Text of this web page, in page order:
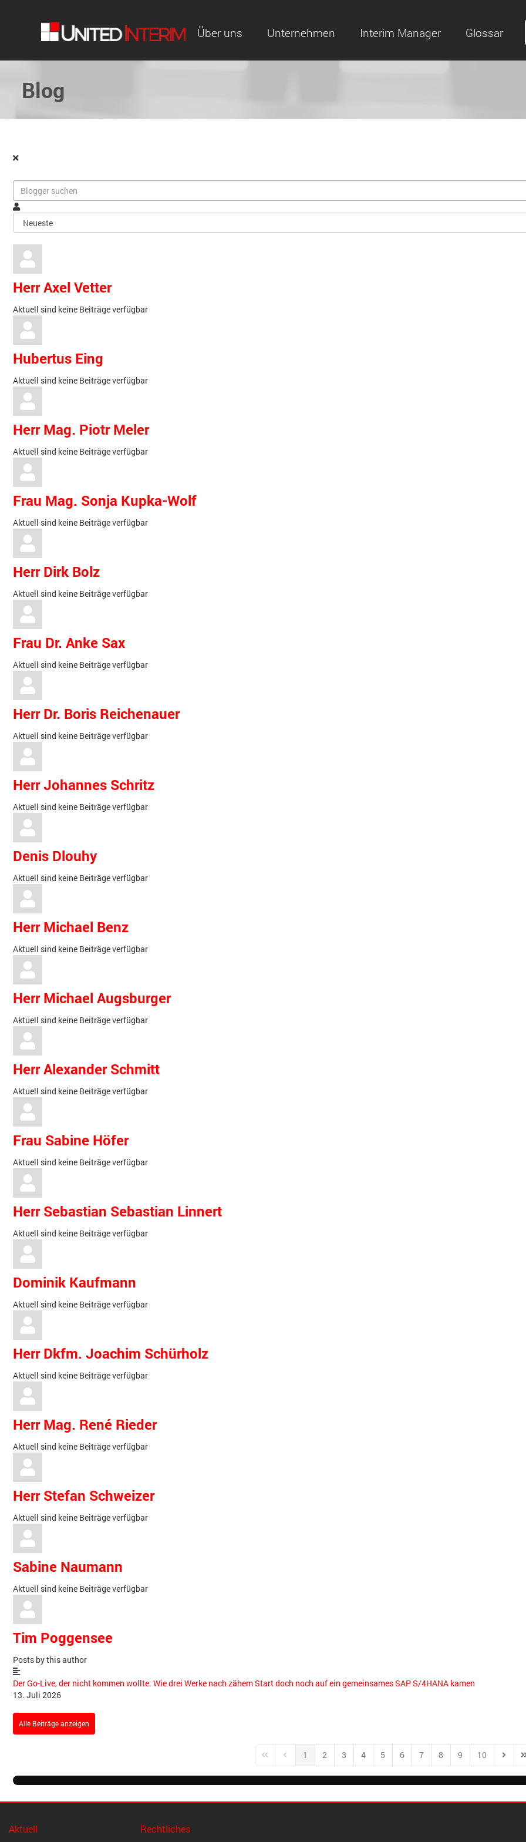
Über uns Unternehmen Interim Manager Glossar
Blog
Herr Axel Vetter
Aktuell sind keine Beiträge verfügbar
Hubertus Eing
Aktuell sind keine Beiträge verfügbar
Herr Mag. Piotr Meler
Aktuell sind keine Beiträge verfügbar
Frau Mag. Sonja Kupka-Wolf
Aktuell sind keine Beiträge verfügbar
Herr Dirk Bolz
Aktuell sind keine Beiträge verfügbar
Frau Dr. Anke Sax
Aktuell sind keine Beiträge verfügbar
Herr Dr. Boris Reichenauer
Aktuell sind keine Beiträge verfügbar
Herr Johannes Schritz
Aktuell sind keine Beiträge verfügbar
Denis Dlouhy
Aktuell sind keine Beiträge verfügbar
Herr Michael Benz
Aktuell sind keine Beiträge verfügbar
Herr Michael Augsburger
Aktuell sind keine Beiträge verfügbar
Herr Alexander Schmitt
Aktuell sind keine Beiträge verfügbar
Frau Sabine Höfer
Aktuell sind keine Beiträge verfügbar
Herr Sebastian Sebastian Linnert
Aktuell sind keine Beiträge verfügbar
Dominik Kaufmann
Aktuell sind keine Beiträge verfügbar
Herr Dkfm. Joachim Schürholz
Aktuell sind keine Beiträge verfügbar
Herr Mag. René Rieder
Aktuell sind keine Beiträge verfügbar
Herr Stefan Schweizer
Aktuell sind keine Beiträge verfügbar
Sabine Naumann
Aktuell sind keine Beiträge verfügbar
Tim Poggensee
Posts by this author
Der Go-Live, der nicht kommen wollte: Wie drei Werke nach zähem Start doch noch auf ein gemeinsames SAP S/4HANA kamen
13. Juli 2026
Alle Beiträge anzeigen
First PagePrevious Page
1 2 3 4 5 6 7 8 9 10 Next
Aktuell Rechtliches